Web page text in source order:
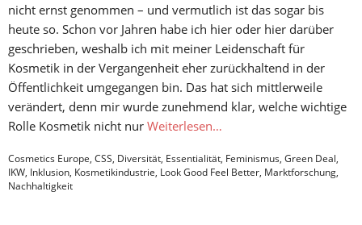
nicht ernst genommen – und vermutlich ist das sogar bis
heute so. Schon vor Jahren habe ich hier oder hier darüber
geschrieben, weshalb ich mit meiner Leidenschaft für
Kosmetik in der Vergangenheit eher zurückhaltend in der
Öffentlichkeit umgegangen bin. Das hat sich mittlerweile
verändert, denn mir wurde zunehmend klar, welche wichtige
Rolle Kosmetik nicht nur Weiterlesen…
Cosmetics Europe, CSS, Diversität, Essentialität, Feminismus, Green Deal,
IKW, Inklusion, Kosmetikindustrie, Look Good Feel Better, Marktforschung,
Nachhaltigkeit